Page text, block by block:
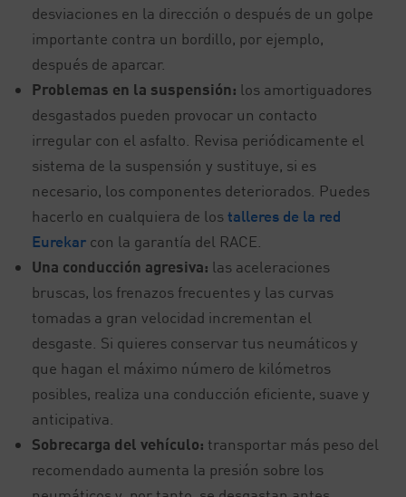
desviaciones en la dirección o después de un golpe
importante contra un bordillo, por ejemplo,
después de aparcar.
Problemas en la suspensión: los amortiguadores
desgastados pueden provocar un contacto
irregular con el asfalto. Revisa periódicamente el
sistema de la suspensión y sustituye, si es
necesario, los componentes deteriorados. Puedes
hacerlo en cualquiera de lostalleres de la red
Eurekar con la garantía del RACE.
Una conducción agresiva: las aceleraciones
bruscas, los frenazos frecuentes y las curvas
tomadas a gran velocidad incrementan el
desgaste. Si quieres conservar tus neumáticos y
que hagan el máximo número de kilómetros
posibles, realiza una conducción eficiente, suave y
anticipativa.
Sobrecarga del vehículo: transportar más peso del
recomendado aumenta la presión sobre los